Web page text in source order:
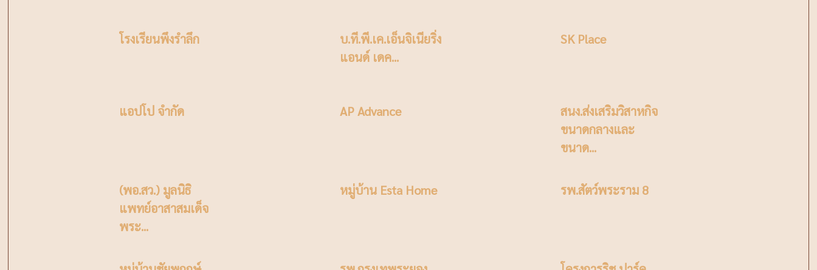
โรงเรียนพึงรำลึก
บ.ที.พี.เค.เอ็นจิเนียริ่ง
แอนด์ เดค...
SK Place
แอปโป จำกัด AP Advance
สนง.ส่งเสริมวิสาหกิจ
ขนาดกลางและ
ขนาด...
(พอ.สว.) มูลนิธิ
แพทย์อาสาสมเด็จ
พระ...
หมู่บ้าน Esta Home รพ.สัตว์พระราม 8